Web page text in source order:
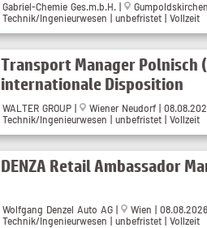
Gabriel-Chemie Ges.m.b.H. |
Technik/Ingenieurwesen | unbefristet | Vollzeit
Transport Manager Polnisch
internationale Disposition
WALTER GROUP |
Wiener Neudorf |
Technik/Ingenieurwesen | unbefristet | Vollzeit
DENZA Retail Ambassador
Wolfgang Denzel Auto AG |
Wien | 08.08.2026
Technik/Ingenieurwesen | unbefristet | Vollzeit